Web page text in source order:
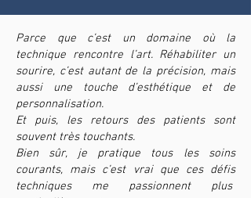
Parce que c’est un domaine où la
technique rencontre l’art. Réhabiliter un
sourire, c’est autant de la précision, mais
aussi une touche d’esthétique et de
personnalisation.
Et puis, les retours des patients sont
souvent très touchants.
Bien sûr, je pratique tous les soins
courants, mais c’est vrai que ces défis
techniques me passionnent plus